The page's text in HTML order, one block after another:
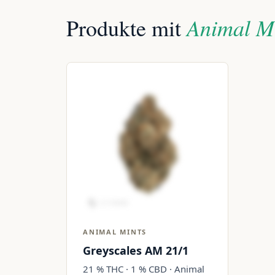
Produkte mitAnimal
ANIMAL MINTS
Greyscales AM 21/1
21 % THC · 1 % CBD · Animal